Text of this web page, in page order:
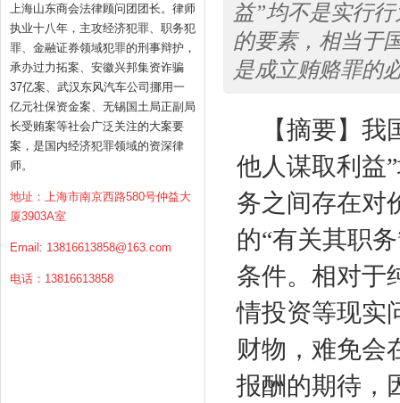
上海山东商会法律顾问团团长。律师
执业十八年，主攻经济犯罪、职务犯
罪、金融证券领域犯罪的刑事辩护，
承办过力拓案、安徽兴邦集资诈骗
37亿案、武汉东风汽车公司挪用一
亿元社保资金案、无锡国土局正副局
长受贿案等社会广泛关注的大案要
案，是国内经济犯罪领域的资深律
师。
地址：上海市南京西路580号仲益大
厦3903A室
Email: 13816613858@163.com
电话：13816613858
益”均不是实行
的要素，相当于
是成立贿赂罪的
【摘要】
他人谋取利益
务之间存在对
的“有关其职
条件。相对于
情投资等现实
财物，难免会
报酬的期待，